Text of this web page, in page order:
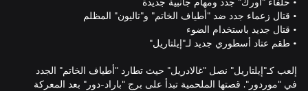
إلعب كـ"إيلتاريل" نصل "غالادريل" حيث تطارد "أطياف الخاتم" الجدد
في "موردور". قصتها الملحمية تبدأ على برج "باراد-دور" بعد المعركة